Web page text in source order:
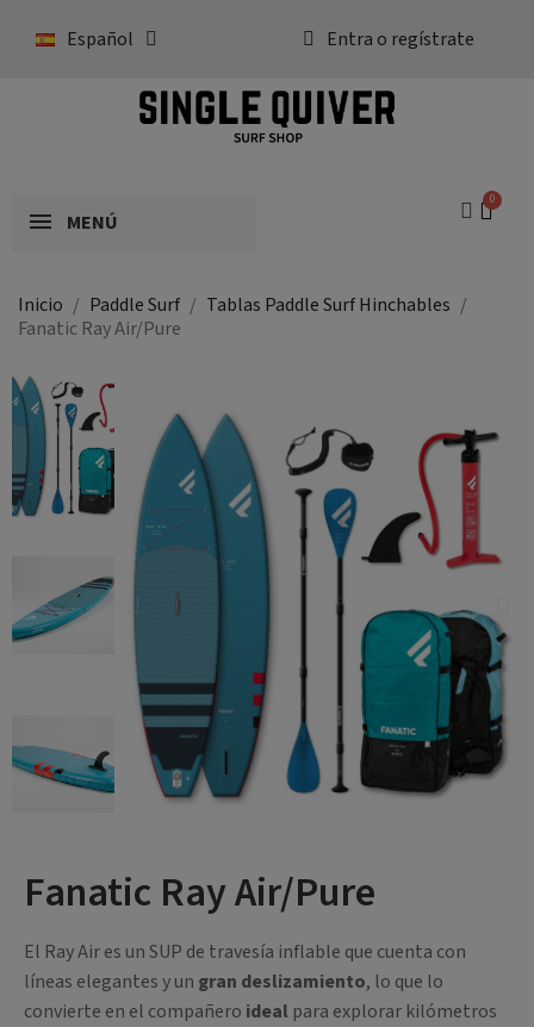
Español Entra o regístrate
MENÚ
Inicio Paddle Surf
Tablas Paddle Surf Hinchables
Fanatic Ray Air/Pure
Fanatic Ray Air/Pure
El Ray Air es un SUP de travesía inflable que cuenta con
líneas elegantes y un gran deslizamiento, lo que lo
convierte en el compañero ideal para explorar kilómetros